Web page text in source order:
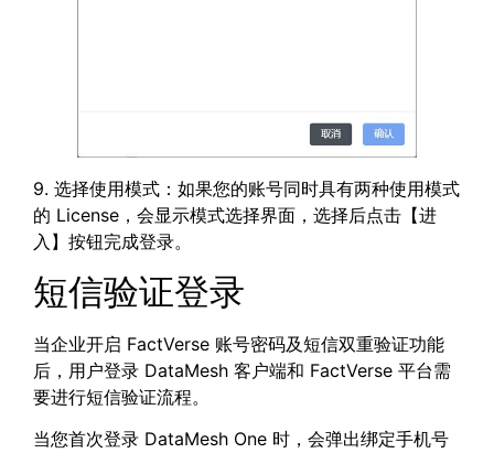
9. 选择使用模式：如果您的账号同时具有两种使用模式
的 License，会显示模式选择界面，选择后点击【进
入】按钮完成登录。
短信验证登录
当企业开启 FactVerse 账号密码及短信双重验证功能
后，用户登录 DataMesh 客户端和 FactVerse 平台需
要进行短信验证流程。
当您首次登录 DataMesh One 时，会弹出绑定手机号